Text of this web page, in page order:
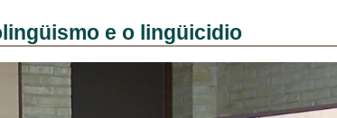
e o lingüicidio